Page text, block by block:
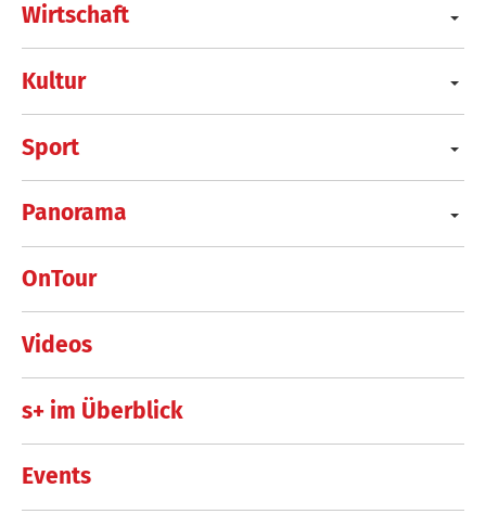
Wirtschaft
Kultur
Sport
Panorama
OnTour
Videos
s+ im Überblick
Events